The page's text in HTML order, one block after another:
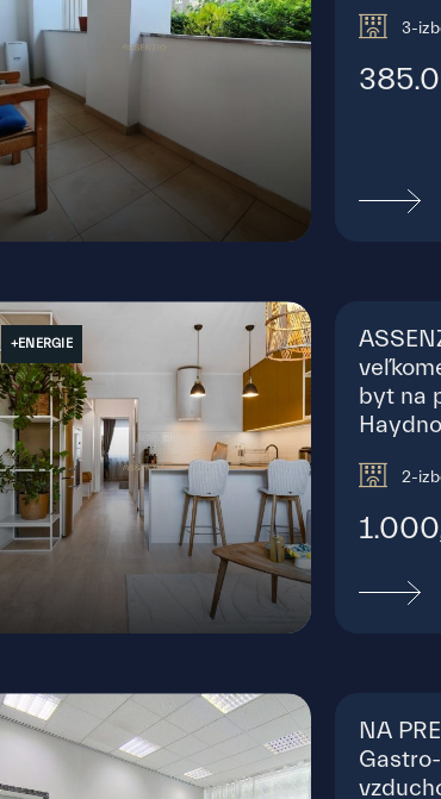
Mesto
3-
+ENERGIE
Bernolákova, Bratislava - Staré Mesto
byt na
2-
NA